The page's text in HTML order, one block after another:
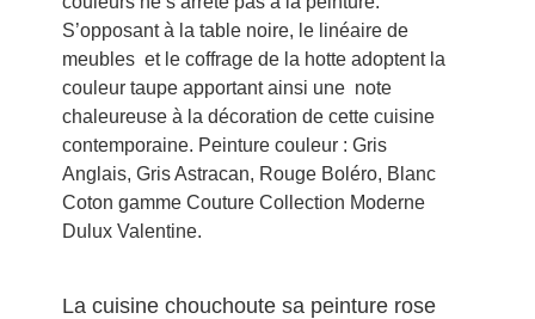
S’opposant à la table noire, le linéaire de
meubles et le coffrage de la hotte adoptent la
couleur taupe apportant ainsi une note
chaleureuse à la décoration de cette cuisine
contemporaine. Peinture couleur : Gris
Anglais, Gris Astracan, Rouge Boléro, Blanc
Coton gamme Couture Collection Moderne
Dulux Valentine.
La cuisine chouchoute sa peinture rose